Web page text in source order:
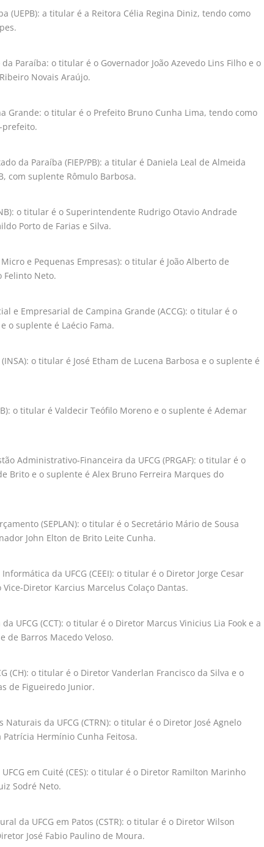
(UEPB): a titular é a Reitora Célia Regina Diniz, tendo como
Paraíba: o titular é o Governador João Azevedo Lins Filho e o
Novais Araújo.
Grande: o titular é o Prefeito Bruno Cunha Lima, tendo como
prefeito.
da Paraíba (FIEP/PB): a titular é Daniela Leal de Almeida
com suplente Rômulo Barbosa.
o titular é o Superintendente Rudrigo Otavio Andrade
Porto de Farias e Silva.
Micro e Pequenas Empresas): o titular é João Alberto de
Felinto Neto.
e Empresarial de Campina Grande (ACCG): o titular é o
o suplente é Laécio Fama.
o titular é José Etham de Lucena Barbosa e o suplente é
o titular é Valdecir Teófilo Moreno e o suplente é Ademar
Administrativo-Financeira da UFCG (PRGAF): o titular é o
Brito e o suplente é Alex Bruno Ferreira Marques do
(SEPLAN): o titular é o Secretário Mário de Sousa
John Elton de Brito Leite Cunha.
da UFCG (CEEI): o titular é o Diretor Jorge Cesar
Diretor Karcius Marcelus Colaço Dantas.
UFCG (CCT): o titular é o Diretor Marcus Vinicius Lia Fook e a
de Barros Macedo Veloso.
(CH): o titular é o Diretor Vanderlan Francisco da Silva e o
de Figueiredo Junior.
Naturais da UFCG (CTRN): o titular é o Diretor José Agnelo
Hermínio Cunha Feitosa.
em Cuité (CES): o titular é o Diretor Ramilton Marinho
Sodré Neto.
da UFCG em Patos (CSTR): o titular é o Diretor Wilson
José Fabio Paulino de Moura.